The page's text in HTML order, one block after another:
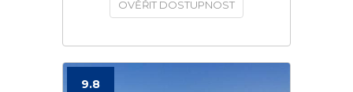
OVĚŘIT DOSTUPNOST
9.8